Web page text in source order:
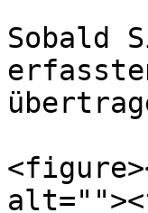
Sobald